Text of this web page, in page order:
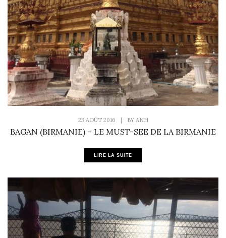
23 AOÛT 2016 BY ANH
BAGAN (BIRMANIE) – LE MUST-SEE DE LA BIRMANIE
LIRE LA SUITE